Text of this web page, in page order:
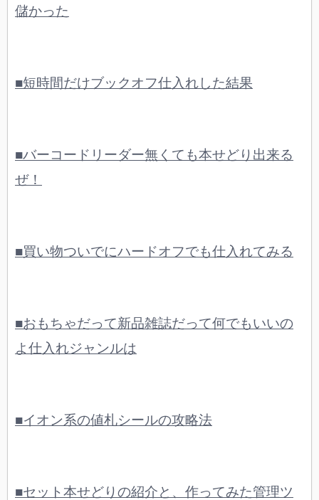
儲かった
■短時間だけブックオフ仕入れした結果
■バーコードリーダー無くても本せどり出来る
ぜ！
■買い物ついでにハードオフでも仕入れてみる
■おもちゃだって新品雑誌だって何でもいいの
よ仕入れジャンルは
■イオン系の値札シールの攻略法
■セット本せどりの紹介と、作ってみた管理ツ